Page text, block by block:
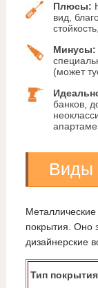
Плюсы:
вид,
Минусы:
(может
банков,
Виды
покрытия. Оно
дизайнерские
Тип покрытия